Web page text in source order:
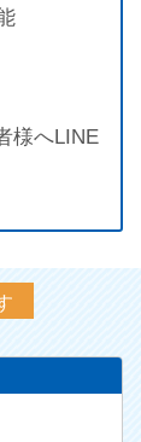
様へLINE